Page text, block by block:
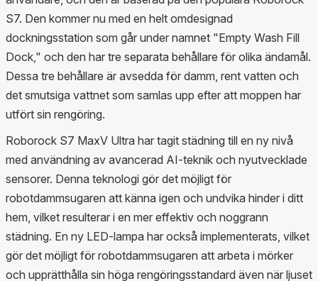
S7. Den kommer nu med en helt omdesignad
dockningsstation som går under namnet "Empty Wash Fill
Dock," och den har tre separata behållare för olika ändamål.
Dessa tre behållare är avsedda för damm, rent vatten och
det smutsiga vattnet som samlas upp efter att moppen har
utfört sin rengöring.
Roborock S7 MaxV Ultra har tagit städning till en ny nivå
med användning av avancerad AI-teknik och nyutvecklade
sensorer. Denna teknologi gör det möjligt för
robotdammsugaren att känna igen och undvika hinder i ditt
hem, vilket resulterar i en mer effektiv och noggrann
städning. En ny LED-lampa har också implementerats, vilket
gör det möjligt för robotdammsugaren att arbeta i mörker
och upprätthålla sin höga rengöringsstandard även när ljuset